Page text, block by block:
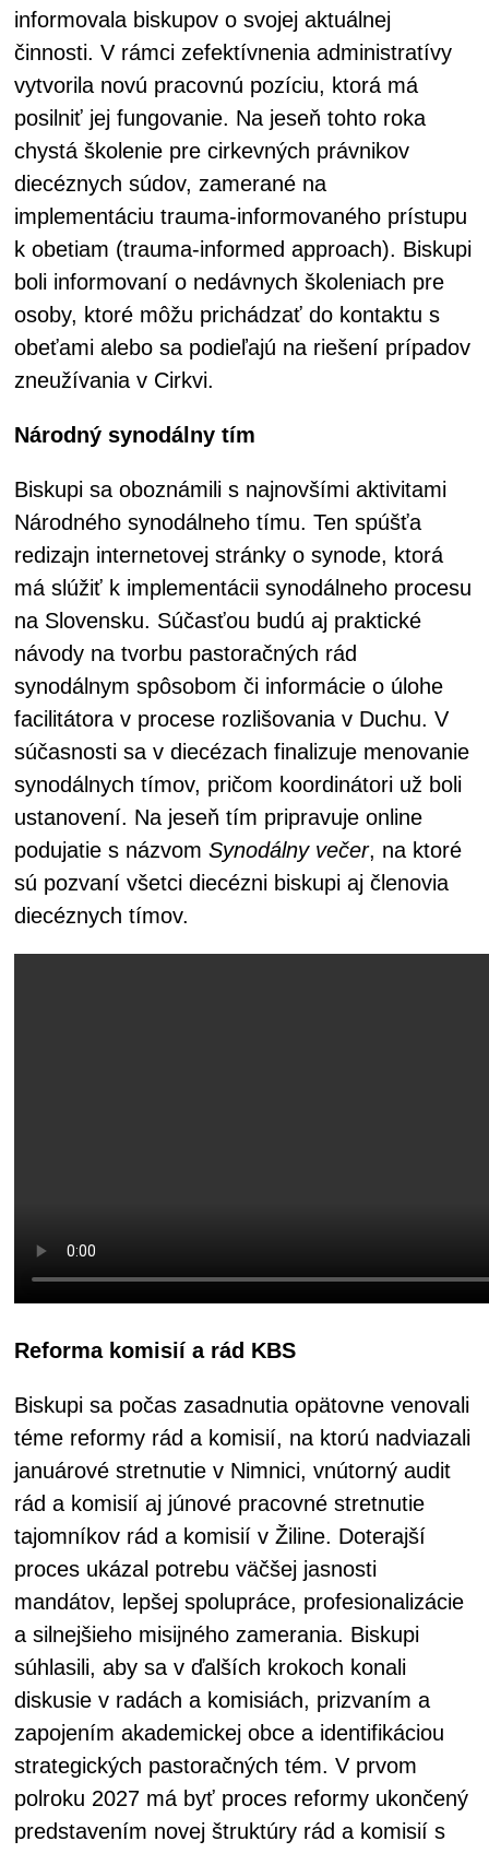
informovala biskupov o svojej aktuálnej
činnosti. V rámci zefektívnenia administratívy
vytvorila novú pracovnú pozíciu, ktorá má
posilniť jej fungovanie. Na jeseň tohto roka
chystá školenie pre cirkevných právnikov
diecéznych súdov, zamerané na
implementáciu trauma-informovaného prístupu
k obetiam (trauma-informed approach). Biskupi
boli informovaní o nedávnych školeniach pre
osoby, ktoré môžu prichádzať do kontaktu s
obeťami alebo sa podieľajú na riešení prípadov
zneužívania v Cirkvi.
Národný synodálny tím
Biskupi sa oboznámili s najnovšími aktivitami
Národného synodálneho tímu. Ten spúšťa
redizajn internetovej stránky o synode, ktorá
má slúžiť k implementácii synodálneho procesu
na Slovensku. Súčasťou budú aj praktické
návody na tvorbu pastoračných rád
synodálnym spôsobom či informácie o úlohe
facilitátora v procese rozlišovania v Duchu. V
súčasnosti sa v diecézach finalizuje menovanie
synodálnych tímov, pričom koordinátori už boli
ustanovení. Na jeseň tím pripravuje online
podujatie s názvom Synodálny večer, na ktoré
sú pozvaní všetci diecézni biskupi aj členovia
diecéznych tímov.
Reforma komisií a rád KBS
Biskupi sa počas zasadnutia opätovne venovali
téme reformy rád a komisií, na ktorú nadviazali
januárové stretnutie v Nimnici, vnútorný audit
rád a komisií aj júnové pracovné stretnutie
tajomníkov rád a komisií v Žiline. Doterajší
proces ukázal potrebu väčšej jasnosti
mandátov, lepšej spolupráce, profesionalizácie
a silnejšieho misijného zamerania. Biskupi
súhlasili, aby sa v ďalších krokoch konali
diskusie v radách a komisiách, prizvaním a
zapojením akademickej obce a identifikáciou
strategických pastoračných tém. V prvom
polroku 2027 má byť proces reformy ukončený
predstavením novej štruktúry rád a komisií s